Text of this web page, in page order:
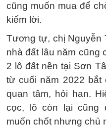
cũng muốn mua để
kiếm lời.
Tương tự, chị Nguyễn
nhà đất lâu năm cũng
2 lô đất nền tại Sơn
từ cuối năm 2022
quan tâm, hỏi han.
cọc, lô còn lại cũng
muốn chốt nhưng chủ